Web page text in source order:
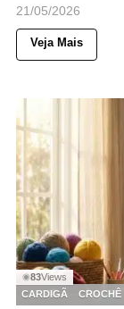
21/05/2026
Veja Mais
◉83Views
CARDIGÃ
CROCHÊ